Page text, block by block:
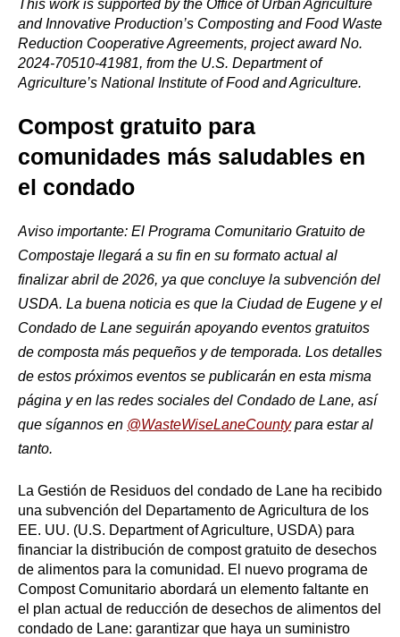
This work is supported by the Office of Urban Agriculture
and Innovative Production’s Composting and Food Waste
Reduction Cooperative Agreements, project award No.
2024-70510-41981, from the U.S. Department of
Agriculture’s National Institute of Food and Agriculture.
Compost gratuito para
comunidades más saludables en
el condado
Aviso importante: El Programa Comunitario Gratuito de
Compostaje llegará a su fin en su formato actual al
finalizar abril de 2026, ya que concluye la subvención del
USDA. La buena noticia es que la Ciudad de Eugene y el
Condado de Lane seguirán apoyando eventos gratuitos
de composta más pequeños y de temporada. Los detalles
de estos próximos eventos se publicarán en esta misma
página y en las redes sociales del Condado de Lane, así
que sígannos en @WasteWiseLaneCountypara estar al
tanto.
La Gestión de Residuos del condado de Lane ha recibido
una subvención del Departamento de Agricultura de los
EE. UU. (U.S. Department of Agriculture, USDA) para
financiar la distribución de compost gratuito de desechos
de alimentos para la comunidad. El nuevo programa de
Compost Comunitario abordará un elemento faltante en
el plan actual de reducción de desechos de alimentos del
condado de Lane: garantizar que haya un suministro